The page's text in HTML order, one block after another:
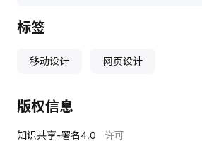
标签
移动设计 网页设计
版权信息
知识共享-署名4.0 许可